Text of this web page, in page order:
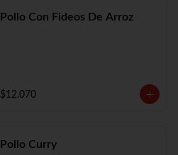
Pollo Con Fideos De Arroz
$12.070
Pollo Curry